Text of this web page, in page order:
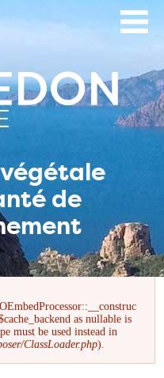
végétale
de
as nullable is
must be used instead in
ClassLoader.php).